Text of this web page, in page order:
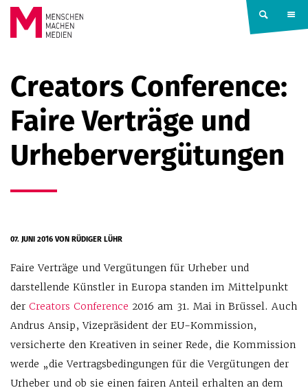
Springe zum Inhalt
MACHEN
MEDIEN
Creators Conference:
Faire Verträge und
Urhebervergütungen
07. JUNI 2016VON RÜDIGER LÜHR
Faire Verträge und Vergütungen für Urheber und
darstellende Künstler in Europa standen im Mittelpunkt
der Creators Conference 2016 am 31. Mai in Brüssel. Auch
Andrus Ansip, Vizepräsident der EU-Kommission,
versicherte den Kreativen in seiner Rede, die Kommission
werde „die Vertragsbedingungen für die Vergütungen der
Urheber und ob sie einen fairen Anteil erhalten an dem